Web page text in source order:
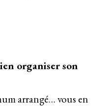
organiser son
arrangé… vous en